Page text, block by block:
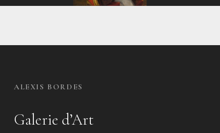
ALEXIS BORDES
Galerie d’Art